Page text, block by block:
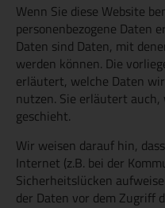
Wenn Sie diese Website
personenbezogene Daten
Daten sind Daten, mit
werden können. Die
erläutert, welche Daten
nutzen. Sie erläutert
geschieht.
Wir weisen darauf hin,
Internet (z.B. bei der
Sicherheitslücken
der Daten vor dem Zugriff